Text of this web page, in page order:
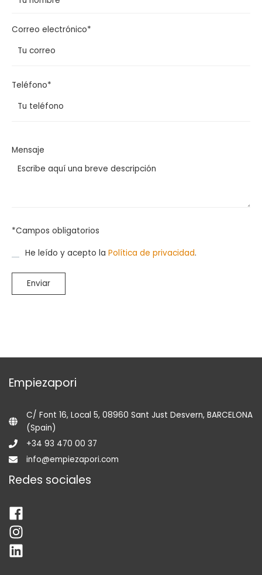
Correo electrónico*
Teléfono*
Mensaje
*Campos obligatorios
He leído y acepto la Política de privacidad.
Empiezapori
C/ Font 16, Local 5, 08960 Sant Just Desvern, BARCELONA
(Spain)
+34 93 470 00 37
info@empiezapori.com
Redes sociales